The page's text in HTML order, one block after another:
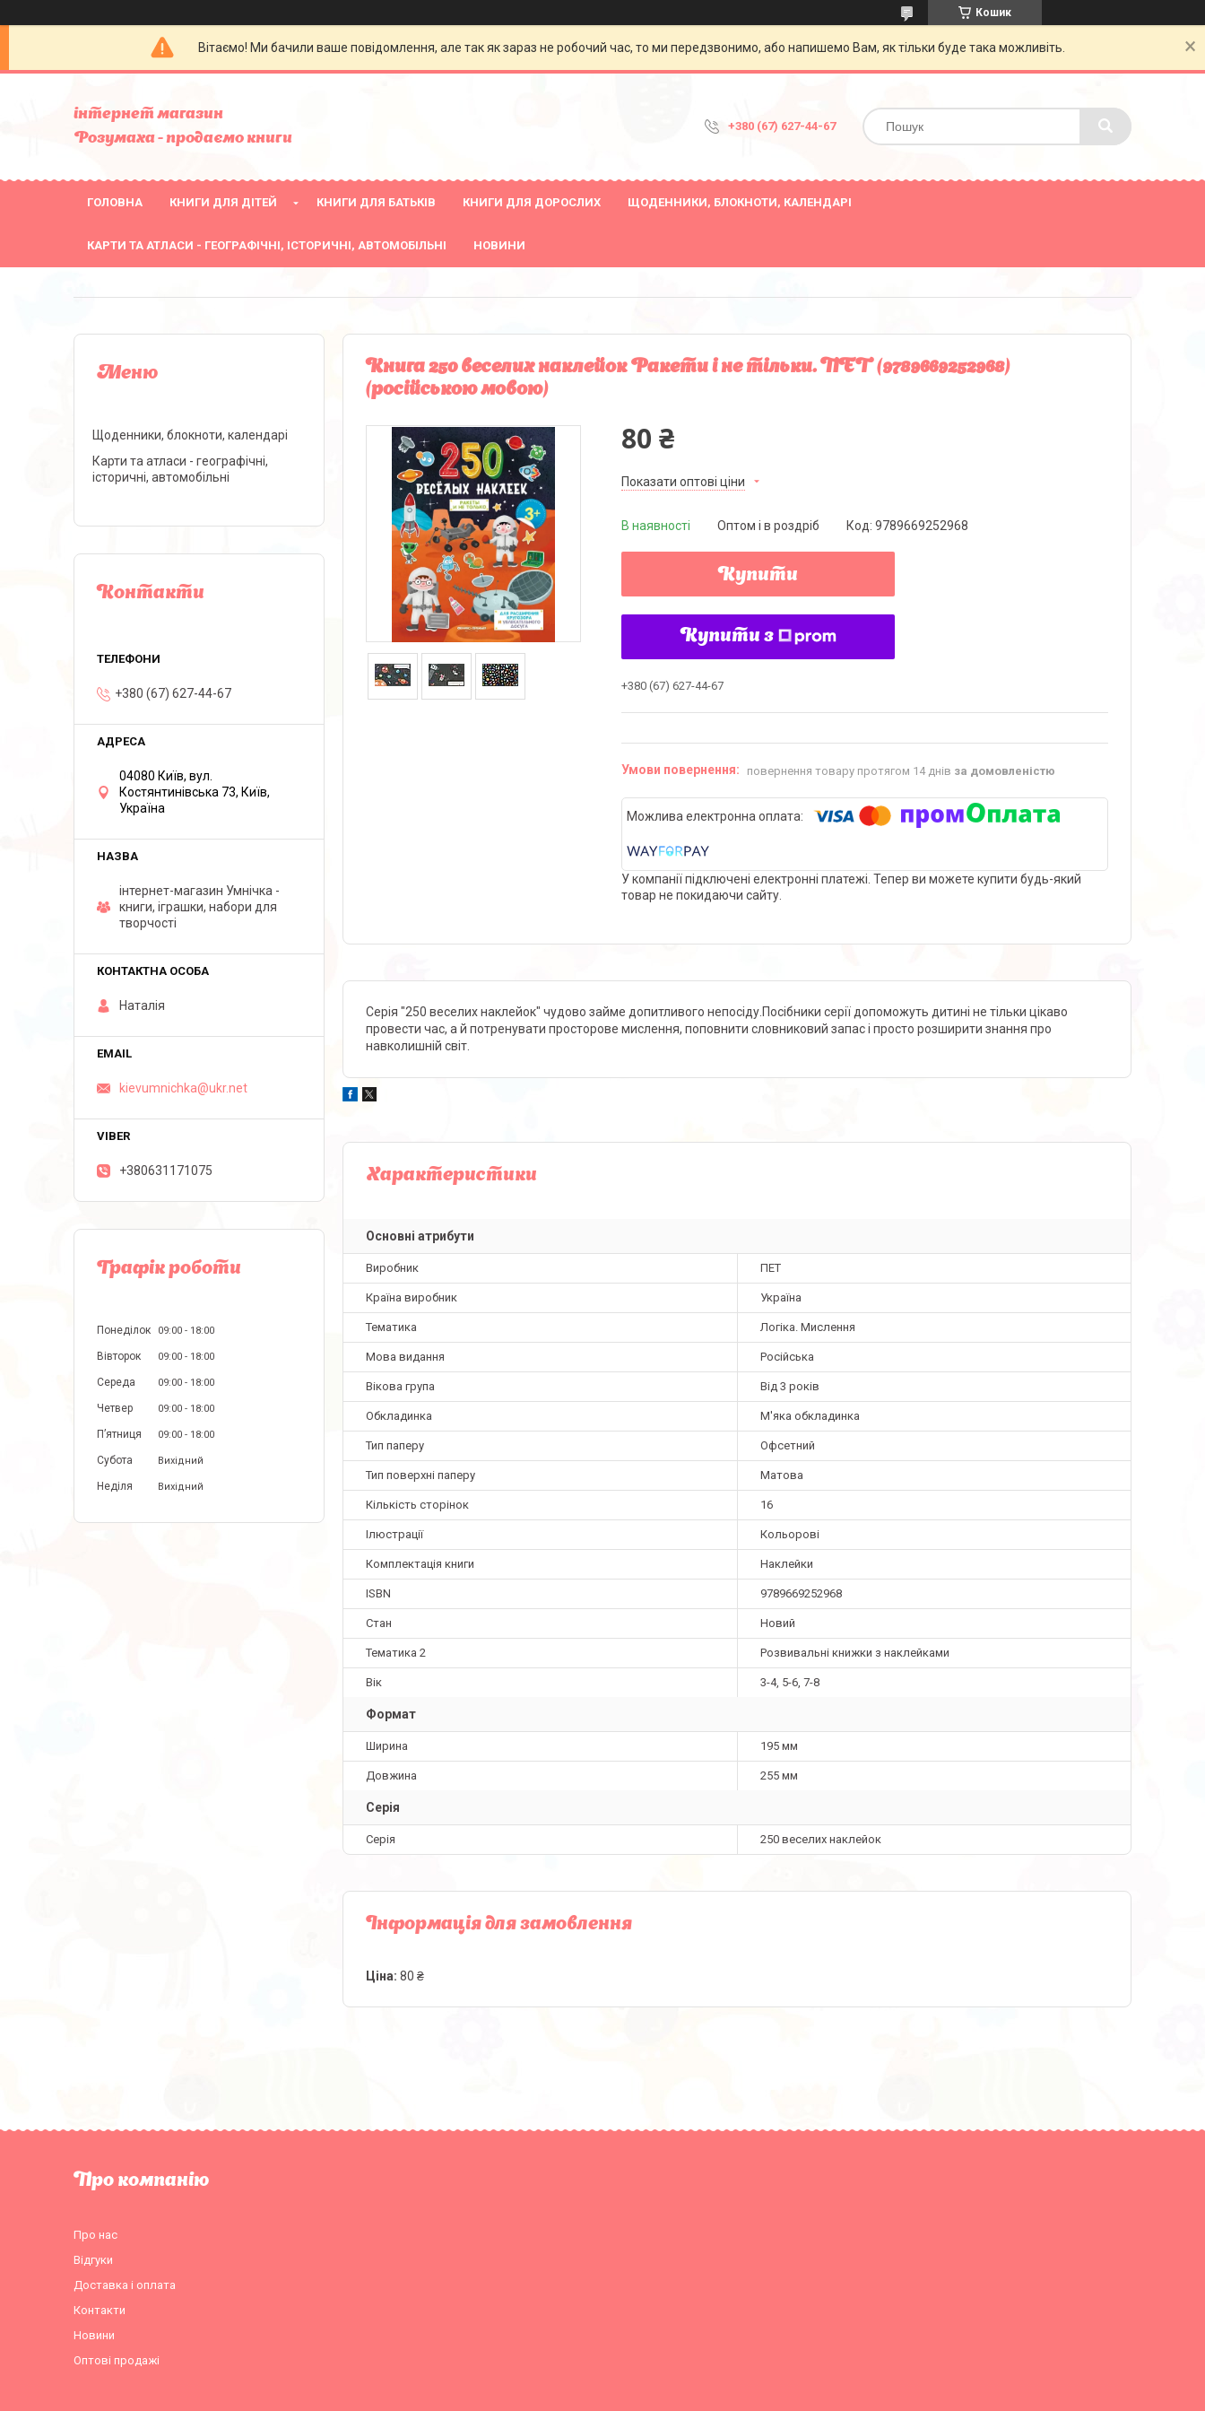
Кошик
Вітаємо! Ми бачили ваше повідомлення, але так як зараз не робочий час, то ми передзвонимо, або напишемо Вам, як тільки буде така можливіть.
інтернет магазин
Розумаха - продаємо книги
+380 (67) 627-44-67
ГОЛОВНА КНИГИ ДЛЯ ДІТЕЙ КНИГИ ДЛЯ БАТЬКІВ КНИГИ ДЛЯ ДОРОСЛИХ ЩОДЕННИКИ, БЛОКНОТИ, КАЛЕНДАРІ
КАРТИ ТА АТЛАСИ - ГЕОГРАФІЧНІ, ІСТОРИЧНІ, АВТОМОБІЛЬНІ НОВИНИ
Книга 250 веселих наклейок Ракети і не тільки. ПЕТ (9789669252968)
(російською мовою)
80 ₴
Показати оптові ціни
В наявності Оптом і в роздріб Код: 9789669252968
Купити
Купити з
+380 (67) 627-44-67
повернення товару протягом 14 днів за домовленістю
У компанії підключені електронні платежі. Тепер ви можете купити будь-який
товар не покидаючи сайту.
Серія "250 веселих наклейок" чудово займе допитливого непосіду.Посібники серії допоможуть дитині не тільки цікаво
провести час, а й потренувати просторове мислення, поповнити словниковий запас і просто розширити знання про
навколишній світ.
Характеристики
Основні атрибути
Виробник ПЕТ
Країна виробник Україна
Тематика Логіка. Мислення
Мова видання Російська
Вікова група Від 3 років
Обкладинка М'яка обкладинка
Тип паперу Офсетний
Тип поверхні паперу Матова
Кількість сторінок 16
Ілюстрації Кольорові
Комплектація книги Наклейки
ISBN 9789669252968
Стан Новий
Тематика 2 Розвивальні книжки з наклейками
Вік 3-4, 5-6, 7-8
Формат
Ширина 195 мм
Довжина 255 мм
Серія
Серія 250 веселих наклейок
Інформація для замовлення
Ціна: 80 ₴
Щоденники, блокноти, календарі
Карти та атласи - географічні,
історичні, автомобільні
Контакти
+380 (67) 627-44-67
04080 Київ, вул.
Костянтинівська 73, Київ,
Україна
інтернет-магазин Умнічка -
книги, іграшки, набори для
творчості
Наталія
kievumnichka@ukr.net
+380631171075
Графік роботи
Понеділок 09:00 18:00
Вівторок 09:00 18:00
Середа 09:00 18:00
Четвер 09:00 18:00
Пʼятниця 09:00 18:00
Субота Вихідний
Неділя Вихідний
Про компанію
Про нас
Відгуки
Доставка і оплата
Контакти
Новини
Оптові продажі